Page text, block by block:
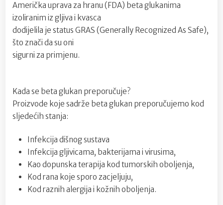
Američka uprava za hranu (FDA) beta glukanima
izoliranim iz gljiva i kvasca
dodijelila je status GRAS (Generally Recognized As Safe),
što znači da su oni
sigurni za primjenu.
Kada se beta glukan preporučuje?
Proizvode koje sadrže beta glukan preporučujemo kod
sljedećih stanja:
Infekcija dišnog sustava
Infekcija gljivicama, bakterijama i virusima,
Kao dopunska terapija kod tumorskih oboljenja,
Kod rana koje sporo zacjeljuju,
Kod raznih alergija i kožnih oboljenja.